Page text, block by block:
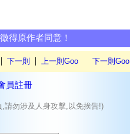
得原作者同意！
下一則 | 上一則Goo 下一則Goo
員註冊
請勿涉及人身攻擊,以免挨告!)